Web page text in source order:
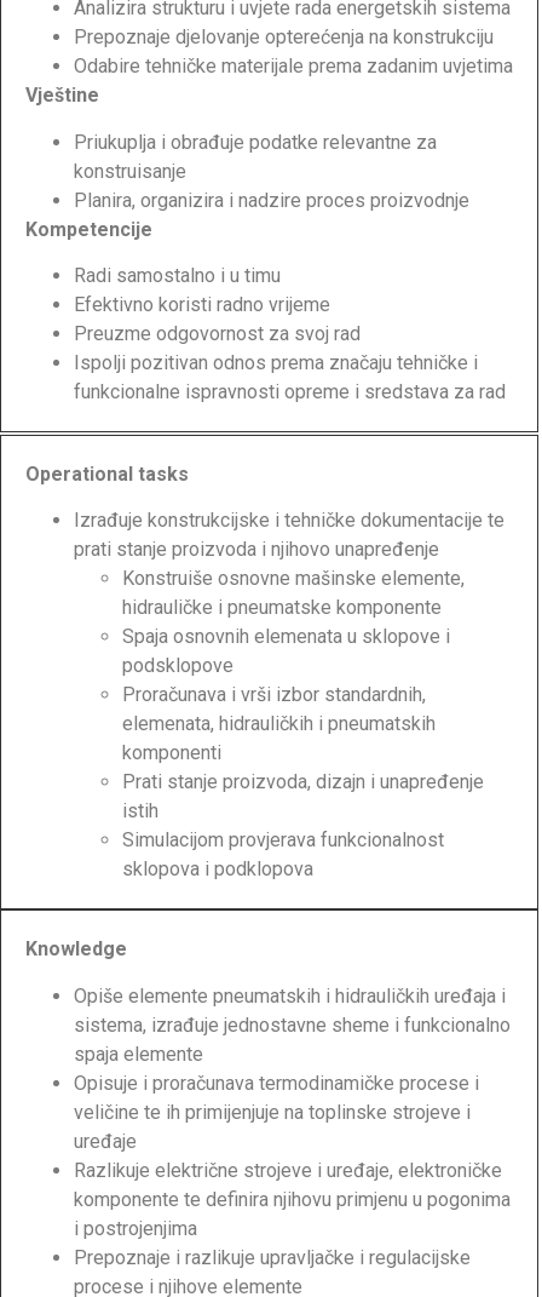
Analizira strukturu i uvjete rada energetskih sistema
Prepoznaje djelovanje opterećenja na konstrukciju
Odabire tehničke materijale prema zadanim uvjetima
Vještine
Priukuplja i obrađuje podatke relevantne za
konstruisanje
Planira, organizira i nadzire proces proizvodnje
Kompetencije
Radi samostalno i u timu
Efektivno koristi radno vrijeme
Preuzme odgovornost za svoj rad
Ispolji pozitivan odnos prema značaju tehničke i
funkcionalne ispravnosti opreme i sredstava za rad
Operational tasks
Izrađuje konstrukcijske i tehničke dokumentacije te
prati stanje proizvoda i njihovo unapređenje
Konstruiše osnovne mašinske elemente,
hidrauličke i pneumatske komponente
Spaja osnovnih elemenata u sklopove i
podsklopove
Proračunava i vrši izbor standardnih,
elemenata, hidrauličkih i pneumatskih
komponenti
Prati stanje proizvoda, dizajn i unapređenje
istih
Simulacijom provjerava funkcionalnost
sklopova i podklopova
Knowledge
Opiše elemente pneumatskih i hidrauličkih uređaja i
sistema, izrađuje jednostavne sheme i funkcionalno
spaja elemente
Opisuje i proračunava termodinamičke procese i
veličine te ih primijenjuje na toplinske strojeve i
uređaje
Razlikuje električne strojeve i uređaje, elektroničke
komponente te definira njihovu primjenu u pogonima
i postrojenjima
Prepoznaje i razlikuje upravljačke i regulacijske
procese i njihove elemente